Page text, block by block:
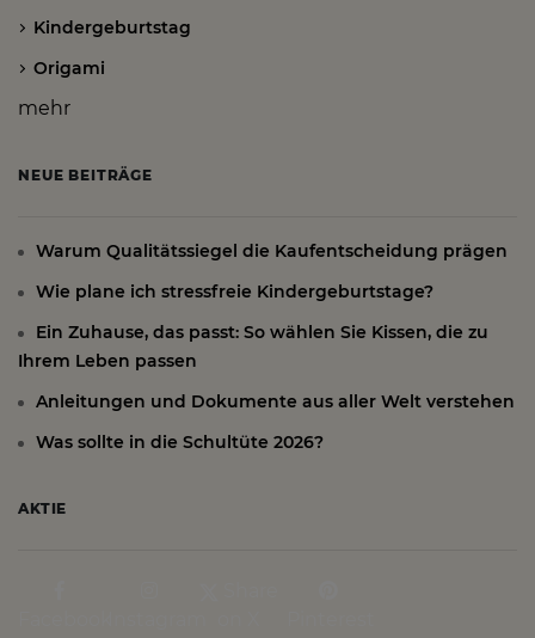
Kindergeburtstag
Origami
mehr
NEUE BEITRÄGE
Warum Qualitätssiegel die Kaufentscheidung prägen
Wie plane ich stressfreie Kindergeburtstage?
Ein Zuhause, das passt: So wählen Sie Kissen, die zu
Ihrem Leben passen
Anleitungen und Dokumente aus aller Welt verstehen
Was sollte in die Schultüte 2026?
AKTIE